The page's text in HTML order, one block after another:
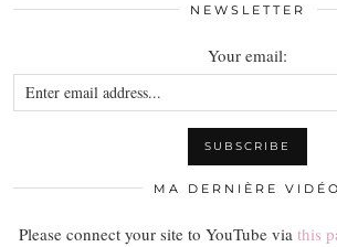
NEWSLETTER
Your email:
MA DERNIÈRE VIDÉO
Please connect your site to YouTube via this